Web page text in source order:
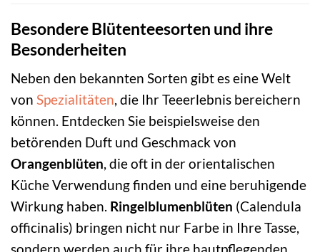
Besondere Blütenteesorten und ihre
Besonderheiten
Neben den bekannten Sorten gibt es eine Welt
von Spezialitäten, die Ihr Teeerlebnis bereichern
können. Entdecken Sie beispielsweise den
betörenden Duft und Geschmack von
Orangenblüten, die oft in der orientalischen
Küche Verwendung finden und eine beruhigende
Wirkung haben. Ringelblumenblüten (Calendula
officinalis) bringen nicht nur Farbe in Ihre Tasse,